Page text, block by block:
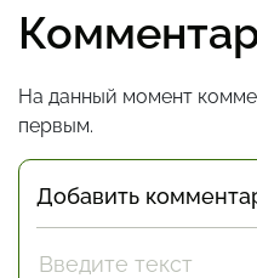
На данный момент
первым.
Добавить